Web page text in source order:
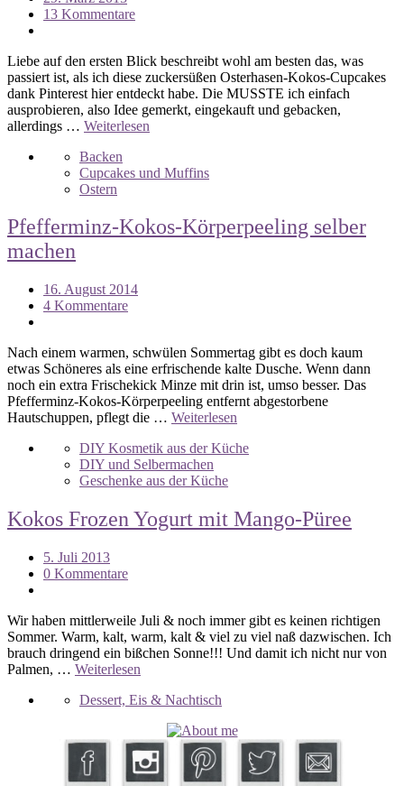
13 Kommentare
Liebe auf den ersten Blick beschreibt wohl am besten das, was
passiert ist, als ich diese zuckersüßen Osterhasen-Kokos-Cupcakes
dank Pinterest hier entdeckt habe. Die MUSSTE ich einfach
ausprobieren, also Idee gemerkt, eingekauft und gebacken,
allerdings … Weiterlesen
Backen
Cupcakes und Muffins
Ostern
Pfefferminz-Kokos-Körperpeeling selber
machen
16. August 2014
4 Kommentare
Nach einem warmen, schwülen Sommertag gibt es doch kaum
etwas Schöneres als eine erfrischende kalte Dusche. Wenn dann
noch ein extra Frischekick Minze mit drin ist, umso besser. Das
Pfefferminz-Kokos-Körperpeeling entfernt abgestorbene
Hautschuppen, pflegt die … Weiterlesen
DIY Kosmetik aus der Küche
DIY und Selbermachen
Geschenke aus der Küche
Kokos Frozen Yogurt mit Mango-Püree
5. Juli 2013
0 Kommentare
Wir haben mittlerweile Juli & noch immer gibt es keinen richtigen
Sommer. Warm, kalt, warm, kalt & viel zu viel naß dazwischen. Ich
brauch dringend ein bißchen Sonne!!! Und damit ich nicht nur von
Palmen, … Weiterlesen
Dessert, Eis & Nachtisch